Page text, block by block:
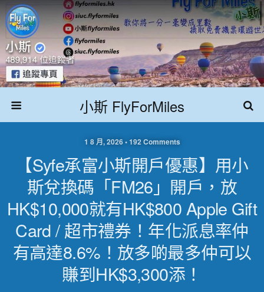
小斯 FlyForMiles
1 8 月, 2026 • 192 Comments
【Syfe承富小斯開戶優惠】用小
斯兌換碼「FM26」開戶，放
HK$10,000就有HK$800 Apple Gift
Card / 超市禮券！年化派息率仲
有高達8.6%！放多啲最多仲可以
賺到HK$3,300添！